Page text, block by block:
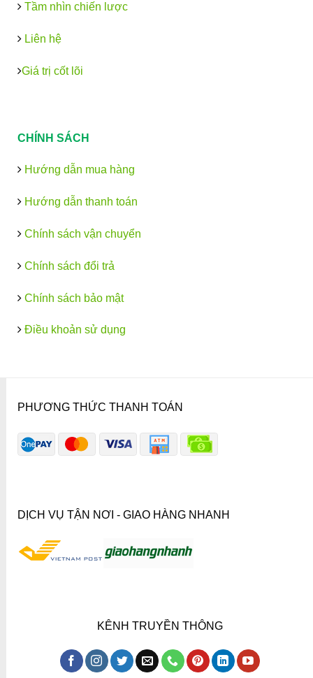
Tầm nhìn chiến lược
Liên hệ
Giá trị cốt lõi
CHÍNH SÁCH
Hướng dẫn mua hàng
Hướng dẫn thanh toán
Chính sách vận chuyển
Chính sách đổi trả
Chính sách bảo mật
Điều khoản sử dụng
PHƯƠNG THỨC THANH TOÁN
DỊCH VỤ TẬN NƠI - GIAO HÀNG NHANH
KÊNH TRUYỀN THÔNG